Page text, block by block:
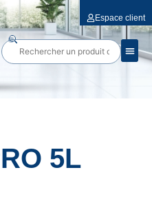
Espace client
5L